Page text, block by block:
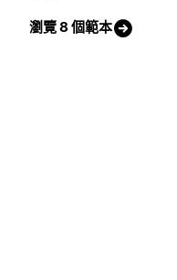
瀏覽 8 個範本